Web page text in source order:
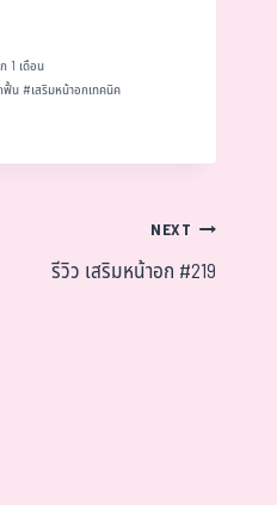
1 เดือน
ฟื้น#เสริมหน้าอกเทคนิค
NEXT
รีวิว เสริมหน้าอก #219